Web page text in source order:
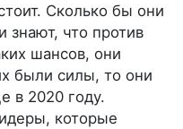
Сколько бы они
знают, что против
шансов, они
были силы, то они
в 2020 году.
которые